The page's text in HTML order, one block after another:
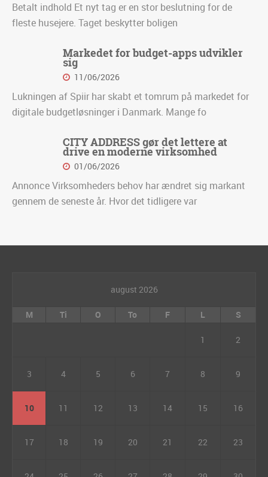
Betalt indhold Et nyt tag er en stor beslutning for de
fleste husejere. Taget beskytter boligen
Markedet for budget-apps udvikler
sig
11/06/2026
Lukningen af Spiir har skabt et tomrum på markedet for
digitale budgetløsninger i Danmark. Mange fo
CITY ADDRESS gør det lettere at
drive en moderne virksomhed
01/06/2026
Annonce Virksomheders behov har ændret sig markant
gennem de seneste år. Hvor det tidligere var
august 2026
M Ti O To F L S
1 2
3 4 5 6 7 8 9
10 11 12 13 14 15 16
17 18 19 20 21 22 23